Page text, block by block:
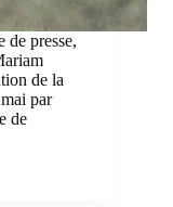
de presse,
de la
par
de